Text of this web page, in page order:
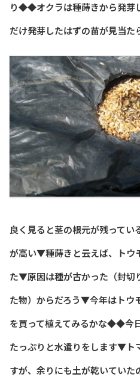
り◆◆オクラは種蒔きから発芽
だけ発芽したはずの苗が見当た
良く見ると茎の根元が残って
が高い▼種蒔きと云えば、トウ
た▼原因は種が古かった（封切
た物）からだろう▼今年はトウ
を買って植えてみるかな◆◆今
たっぷりと水遣りをします▼ト
すが、余りにも土が乾いていた